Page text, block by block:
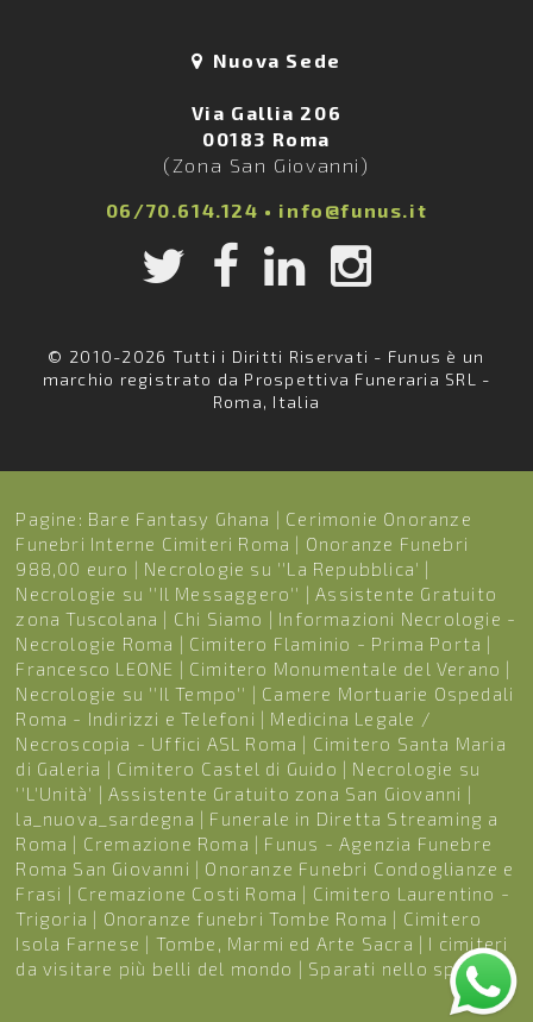
Nuova Sede
Via Gallia 206
00183 Roma
(Zona San Giovanni)
06/70.614.124 • info@funus.it
© 2010-2026 Tutti i Diritti Riservati - Funus è un
marchio registrato da Prospettiva Funeraria SRL -
Roma, Italia
Pagine: Bare Fantasy Ghana | Cerimonie Onoranze
Funebri Interne Cimiteri Roma | Onoranze Funebri
988,00 euro | Necrologie su ''La Repubblica' |
Necrologie su ''Il Messaggero'' |Assistente Gratuito
zona Tuscolana | Chi Siamo | Informazioni Necrologie -
Necrologie Roma | Cimitero Flaminio - Prima Porta |
Francesco LEONE | Cimitero Monumentale del Verano |
Necrologie su ''Il Tempo'' | Camere Mortuarie Ospedali
Roma - Indirizzi e Telefoni | Medicina Legale /
Necroscopia - Uffici ASL Roma | Cimitero Santa Maria
di Galeria | Cimitero Castel di Guido | Necrologie su
''L'Unità' |Assistente Gratuito zona San Giovanni |
la_nuova_sardegna | Funerale in Diretta Streaming a
Roma | Cremazione Roma | Funus - Agenzia Funebre
Roma San Giovanni | Onoranze Funebri Condoglianze e
Frasi | Cremazione Costi Roma | Cimitero Laurentino -
Trigoria | Onoranze funebri Tombe Roma | Cimitero
Isola Farnese | Tombe, Marmi ed Arte Sacra | I cimiteri
da visitare più belli del mondo | Sparati nello spazio